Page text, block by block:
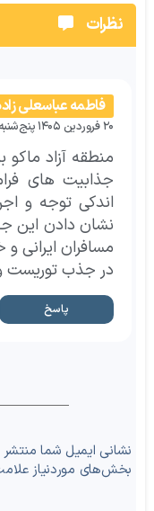
نظرات
فاطمه عباسعلی
۲۰ فروردین ۱۴۰۵ پنج‌شنبه در ۲۱:۵۳
منطقه آزاد
جذابیت های
اندکی توجه و
نشان دادن این
مسافران ایرانی
در جذب توریست
پاسخ
نشانی ایمیل شما
بخش‌های موردنیاز